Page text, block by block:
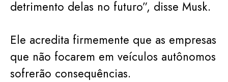
detrimento delas no futuro”, disse Musk.
Ele acredita firmemente que as empresas
que não focarem em veículos autônomos
sofrerão consequências.